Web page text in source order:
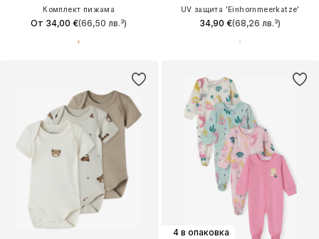
Комплект пижама
От 34,00 €(66,50 лв.³)
UV защита 'Einhornmeerkatze'
34,90 €(68,26 лв.³)
4 в опаковка